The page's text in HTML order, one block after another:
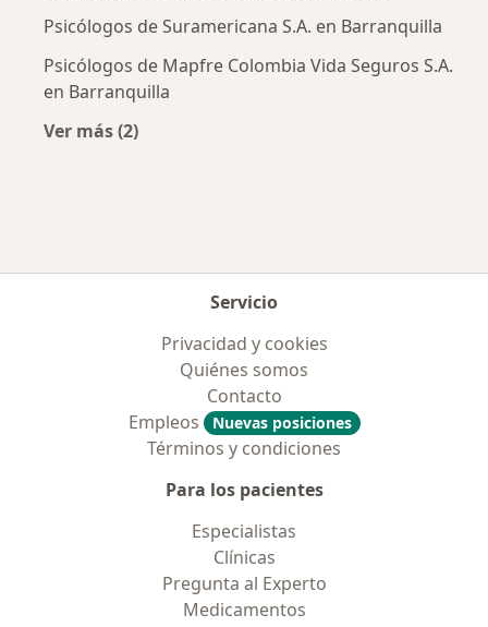
Psicólogos de Suramericana S.A. en Barranquilla
Psicólogos de Mapfre Colombia Vida Seguros S.A.
en Barranquilla
Ver más (2)
Servicio
Privacidad y cookies
Quiénes somos
Contacto
Empleos
Nuevas posiciones
Términos y condiciones
Para los pacientes
Especialistas
Clínicas
Pregunta al Experto
Medicamentos